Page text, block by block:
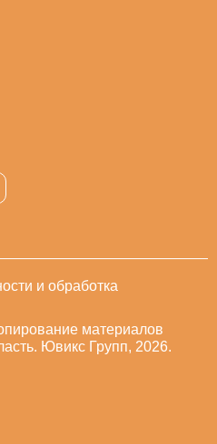
и обработка
материалов
Ювикс Групп, 2026.